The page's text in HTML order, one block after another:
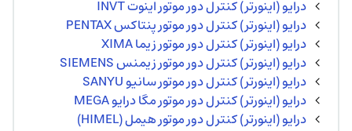
درایو (اینورتر) کنترل دور موتور اینوت INVT
درایو (اینورتر) کنترل دور موتور پنتاکس PENTAX
درایو (اینورتر) کنترل دور موتور زیما XIMA
درایو (اینورتر) کنترل دور موتور زیمنس SIEMENS
درایو (اینورتر) کنترل دور موتور سانیو SANYU
درایو (اینورتر) کنترل دور موتور مگا درایو MEGA
درایو (اینورتر) کنترل دور موتور هیمل (HIMEL)